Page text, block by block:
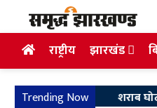
राष्ट्रीय झारखंड
Trending Nowशराब घोटाला